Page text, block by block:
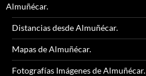
Almuñécar.
Distancias desde Almuñécar.
Mapas de Almuñécar.
Fotografías Imágenes de Almuñécar.